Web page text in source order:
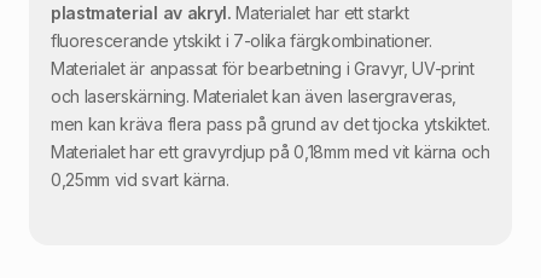
plastmaterial av akryl. Materialet har ett starkt
fluorescerande ytskikt i 7-olika färgkombinationer.
Materialet är anpassat för bearbetning i Gravyr, UV-print
och laserskärning. Materialet kan även lasergraveras,
men kan kräva flera pass på grund av det tjocka ytskiktet.
Materialet har ett gravyrdjup på 0,18mm med vit kärna och
0,25mm vid svart kärna.